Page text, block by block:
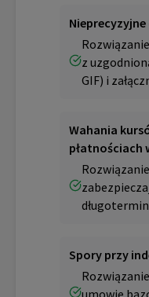
z
GIF) i
Wahania
płatnościach
Spory przy
umowie